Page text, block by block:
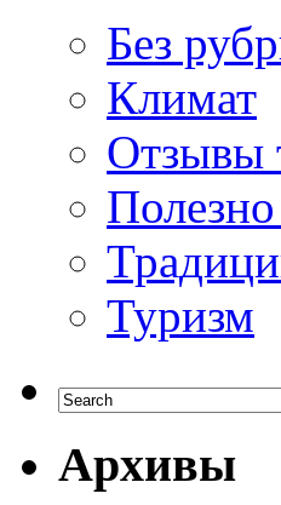
Без
Климат
Отзывы
Полезно
Туризм
Архивы